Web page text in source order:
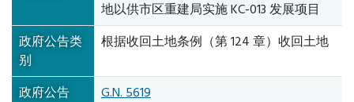
地以供市区重建局实施 KC-013 发展项目
政府公告类
别
根据收回土地条例（第 124 章）收回土地
政府公告
G.N. 5619